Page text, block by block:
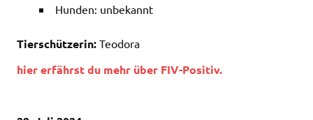
Hunden: unbekannt
Tierschützerin: Teodora
hier erfährst du mehr über FIV-Positiv.